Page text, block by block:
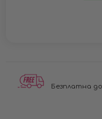
Безплатна